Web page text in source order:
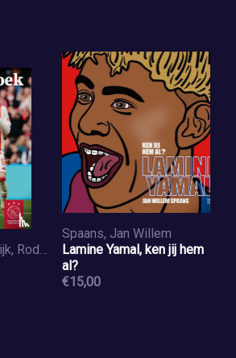
Pot, Menno, Rijsdijk, Rodney
Spaans, Jan Willem
Lamine Yamal, ken jij hem
al?
€15,00